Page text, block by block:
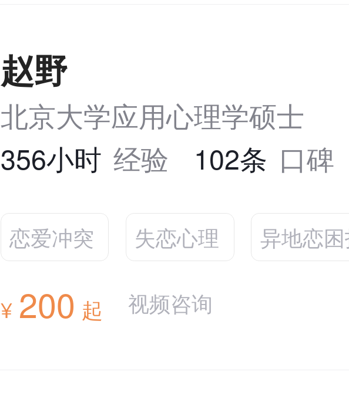
赵野
北京大学应用心理学硕士
356小时 经验 102条 口碑
恋爱冲突 失恋心理 异地恋
¥ 200 起 视频咨询